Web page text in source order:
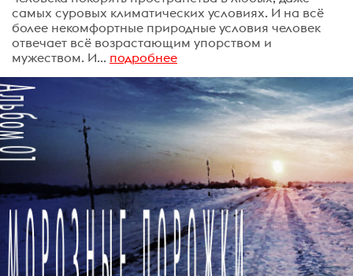
самых суровых климатических условиях. И на всё
более некомфортные природные условия человек
отвечает всё возрастающим упорством и
мужеством. И... подробнее